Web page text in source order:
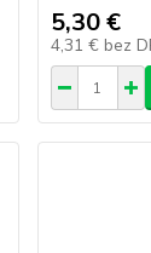
5,30 €
4,31 € bez